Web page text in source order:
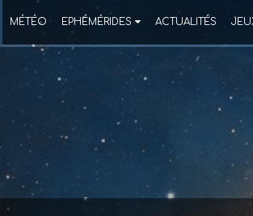
MÉTÉO EPHÉMÉRIDES ACTUALITÉS